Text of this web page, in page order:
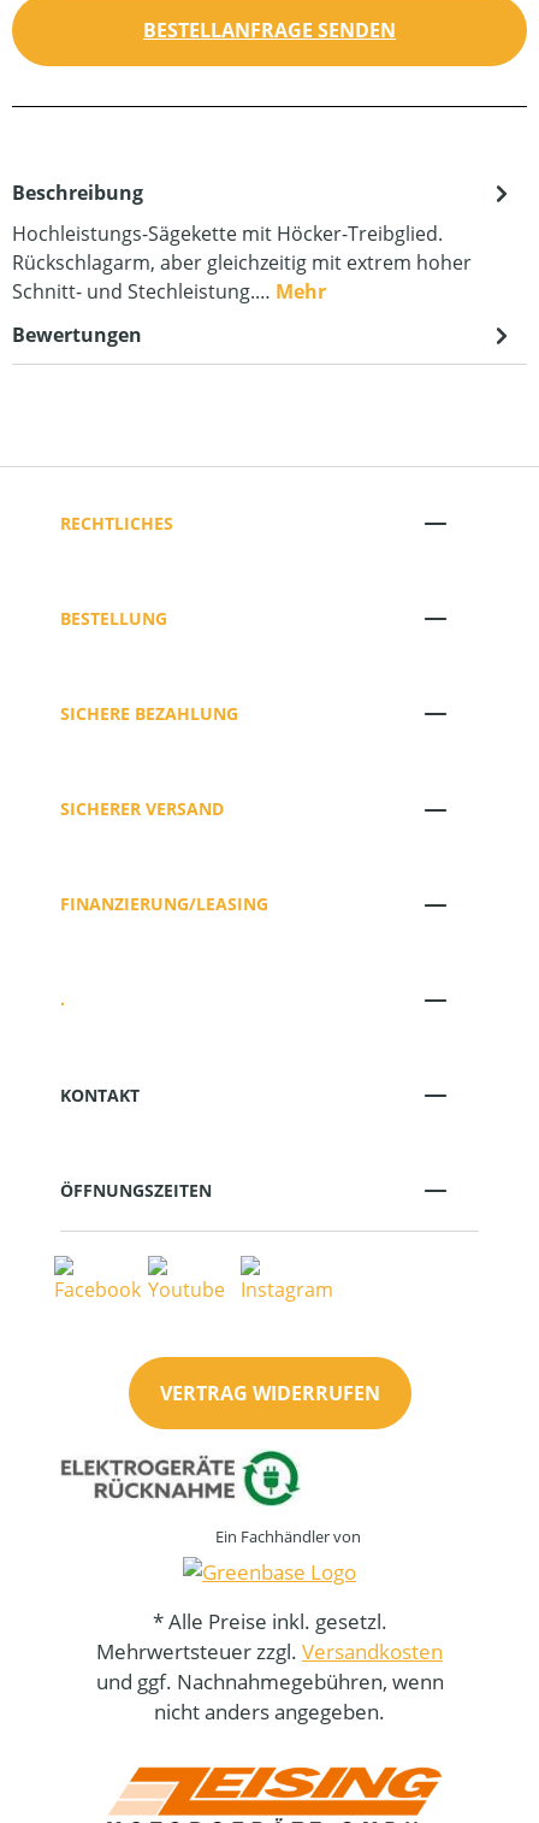
BESTELLANFRAGE SENDEN
Beschreibung
Hochleistungs-Sägekette mit Höcker-Treibglied.
Rückschlagarm, aber gleichzeitig mit extrem hoher
Schnitt- und Stechleistung.… Mehr
Bewertungen
RECHTLICHES
BESTELLUNG
SICHERE BEZAHLUNG
SICHERER VERSAND
FINANZIERUNG/LEASING
.
KONTAKT
ÖFFNUNGSZEITEN
VERTRAG WIDERRUFEN
Ein Fachhändler von
* Alle Preise inkl. gesetzl.
Mehrwertsteuer zzgl. Versandkosten
und ggf. Nachnahmegebühren, wenn
nicht anders angegeben.